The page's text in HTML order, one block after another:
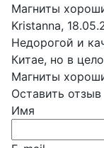
Магниты
Kristanna,
Недорогой и
Китае, но в
Магниты
Оставить отзыв
Имя